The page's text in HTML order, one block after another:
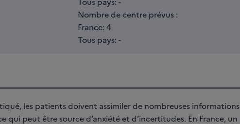
Nombre de centre prévus :
France: 4
Tous pays: -
les patients doivent assimiler de nombreuses informations
qui peut être source d’anxiété et d’incertitudes. En France, un